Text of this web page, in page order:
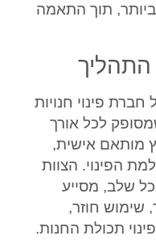
ביותר, תוך התאמה
התהליך
פינוי חנויות
לכל אורך
מותאם אישית,
הפינוי. הצוות
שלב, מסייע
שימוש חוזר,
תכולת החנות.